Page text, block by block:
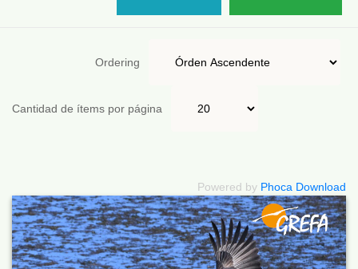
Ordering
Cantidad de ítems por página
Powered by Phoca Download